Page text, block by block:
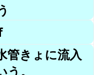
管きょに流入
う。